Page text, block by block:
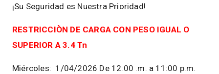
¡Su Seguridad es Nuestra Prioridad!
RESTRICCIÒN DE CARGA CON PESO IGUAL O
SUPERIOR A 3.4 Tn
Miércoles: 1/04/2026 De 12:00 .m. a 11:00 p.m.